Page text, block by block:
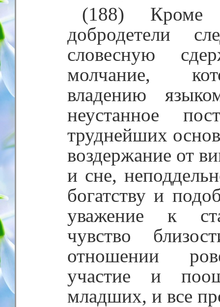
(188)
добродетели
словесную
молчание,
владению
неустанное
труднейших
воздержание от
и сне,
богатству и
уважение к
чувство
отношении
участие и
младших, и все